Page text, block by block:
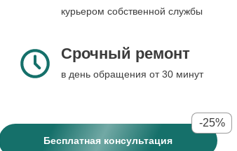
курьером собственной службы
Срочный ремонт
в день обращения от 30 минут
Бесплатная консультация
-25%